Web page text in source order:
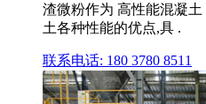
渣微粉作为 高性能混凝
土各种性能的优点,具 .
联系电话: 180 3780 8511